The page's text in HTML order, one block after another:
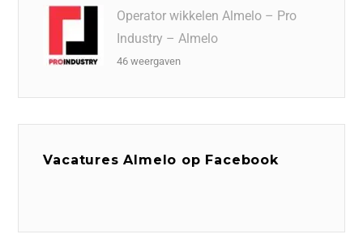
Operator wikkelen Almelo – Pro
Industry – Almelo
46 weergaven
Vacatures Almelo op Facebook